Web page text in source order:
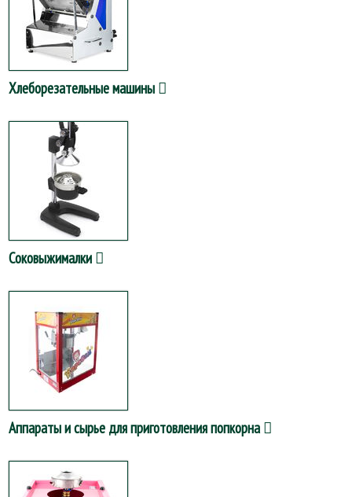
Хлеборезательные машины
Соковыжималки
Аппараты и сырье для приготовления попкорна